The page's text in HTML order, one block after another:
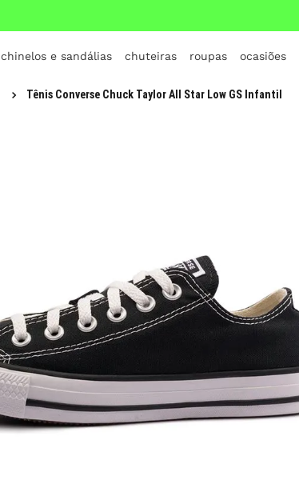
chinelos e sandálias chuteiras roupas ocasiões
Tênis Converse Chuck Taylor All Star Low GS Infantil
TERMOS MAIS BUSCADOS
7
vans
8º
all star
9º
new balance